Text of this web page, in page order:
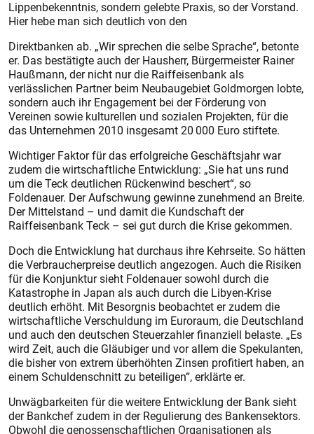
Lippenbekenntnis, sondern gelebte Praxis, so der Vorstand.
Hier hebe man sich deutlich von den
­Direktbanken ab. „Wir sprechen die selbe Sprache“, betonte
er. Das bestätigte auch der Hausherr, Bürgermeister Rainer
Haußmann, der nicht nur die Raiffeisenbank als
verlässlichen Partner beim Neubaugebiet Goldmorgen lobte,
sondern auch ihr Engagement bei der Förderung von
Vereinen sowie kulturellen und sozialen Projekten, für die
das Unternehmen 2010 insgesamt 20 000 Euro stiftete.
Wichtiger Faktor für das erfolgreiche Geschäftsjahr war
zudem die wirtschaftliche Entwicklung: „Sie hat uns rund
um die Teck deutlichen Rückenwind beschert“, so
Foldenauer. Der Aufschwung gewinne zunehmend an Breite.
Der Mittelstand – und damit die Kundschaft der
Raiffeisenbank Teck – sei gut durch die Krise gekommen.
Doch die Entwicklung hat durchaus ihre Kehrseite. So hätten
die Verbraucherpreise deutlich angezogen. Auch die Risiken
für die Konjunktur sieht Foldenauer sowohl durch die
Katastrophe in Japan als auch durch die Libyen-Krise
deutlich erhöht. Mit Besorgnis beobachtet er zudem die
wirtschaftliche Verschuldung im Euroraum, die Deutschland
und auch den deutschen Steuerzahler finanziell belaste. „Es
wird Zeit, auch die Gläubiger und vor allem die Spekulanten,
die bisher von extrem überhöhten Zinsen profitiert haben, an
einem Schuldenschnitt zu beteiligen“, erklärte er.
Unwägbarkeiten für die weitere Entwicklung der Bank sieht
der Bankchef zudem in der Regulierung des Bankensektors.
Obwohl die genossenschaftlichen Organisationen als